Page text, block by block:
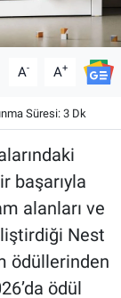
A- A+
Süresi: 3 Dk
başarıyla
alanları ve
Nest
ödüllerinden
ödül